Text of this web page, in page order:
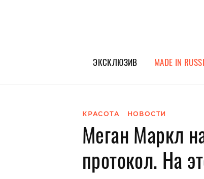
ЭКСКЛЮЗИВ
ГЕРОИ PEOPLETALK
ИНТЕРВЬЮ
ПОКОЛЕНИЕ
MADE IN
КРАСОТА НОВОСТИ
Меган Маркл
протокол. На